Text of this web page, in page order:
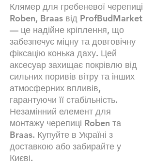
Клямер для гребеневої черепиці
Roben, Braas від ProfBudMarket
— це надійне кріплення, що
забезпечує міцну та довговічну
фіксацію конька даху. Цей
аксесуар захищає покрівлю від
сильних поривів вітру та інших
атмосферних впливів,
гарантуючи її стабільність.
Незамінний елемент для
монтажу черепиці Roben та
Braas. Купуйте в Україні з
доставкою або забирайте у
Києві.